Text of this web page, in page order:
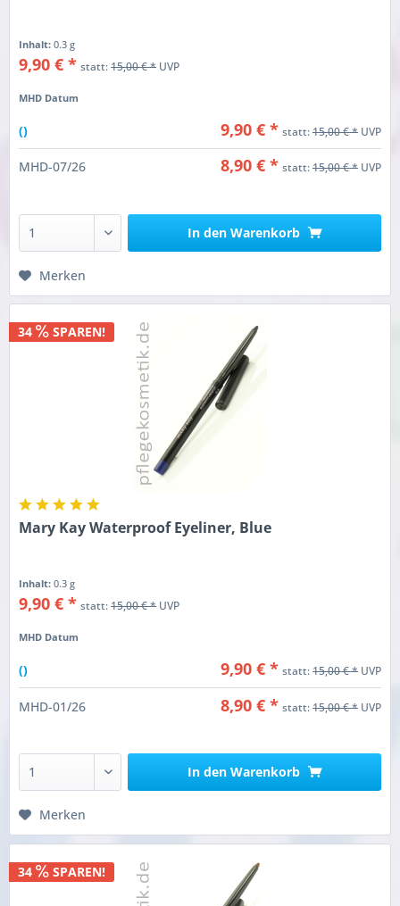
Inhalt:0.3 g
9,90 € * statt:15,00 € *UVP
MHD Datum
() 9,90 € * statt:15,00 € * UVP
MHD-07/26 8,90 € * statt:15,00 € * UVP
In den Warenkorb
Merken
34 SPAREN!
Mary Kay Waterproof Eyeliner, Blue
Inhalt:0.3 g
9,90 € * statt:15,00 € *UVP
MHD Datum
() 9,90 € * statt:15,00 € * UVP
MHD-01/26 8,90 € * statt:15,00 € * UVP
In den Warenkorb
Merken
34 SPAREN!